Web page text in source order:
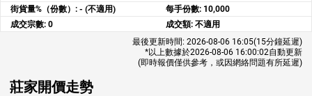
街貨量%（份數）: - (不適用) 每手份數: 10,000
成交宗數: 0 成交額: 不適用
最後更新時間: 2026-08-06 16:05(15分鐘延遲)
*以上數據於2026-08-06 16:00:02自動更新
(即時報價僅供參考，或因網絡問題有所延遲)
莊家開價走勢